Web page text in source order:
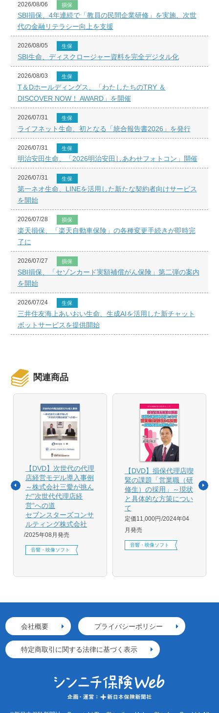
2026/08/06 損保
SBI損保、4年連続で「教員の民間企業研修」を実施、次世
代の金融リテラシー向上を支援
2026/08/05 生保
SBI生命、ディスクロージャー資料を完全デジタル化
2026/08/03 生保
T＆Dホールディングス、「わたしたちのTRY ＆
DISCOVER NOW！ AWARD」を開催
2026/07/31 生保
ライフネット生命、初となる「統合報告書2026」を発行
2026/07/31 生保
明治安田生命、「2026明治安田しあわせフォトコン」開催
2026/07/31 生保
第一ネオ生命、LINEを活用した新たな契約者向けサービス
を開始
2026/07/28 損保
楽天損保、「楽天自動車保険」の各種変更手続きが即時完
了に
2026/07/27 損保
SBI損保、「セゾンカード実額補償がん保険」第二弾の案内
を開始
2026/07/24 生保
三井住友海上あいおい生命、生成AIを活用した新チャット
ボットサービスを提供開始
関連商品
【DVD】次世代の代理
店経営モデル導入事例
～株式会社三愛が挑ん
だ”次世代代理店経
営”への道
セブンスターズコンサ
ルティング株式会社
2025年08月発売
音響・映像ソフト
【DVD】損保代理店喫
緊の課題「営業職（研
修生）の採用」～現状
と具体的な方策につい
て
定価11,000円 2024年04
月発売
音響・映像ソフト
会社概要 プライバシーポリシー
特定商取引に関する法律に基づく表示